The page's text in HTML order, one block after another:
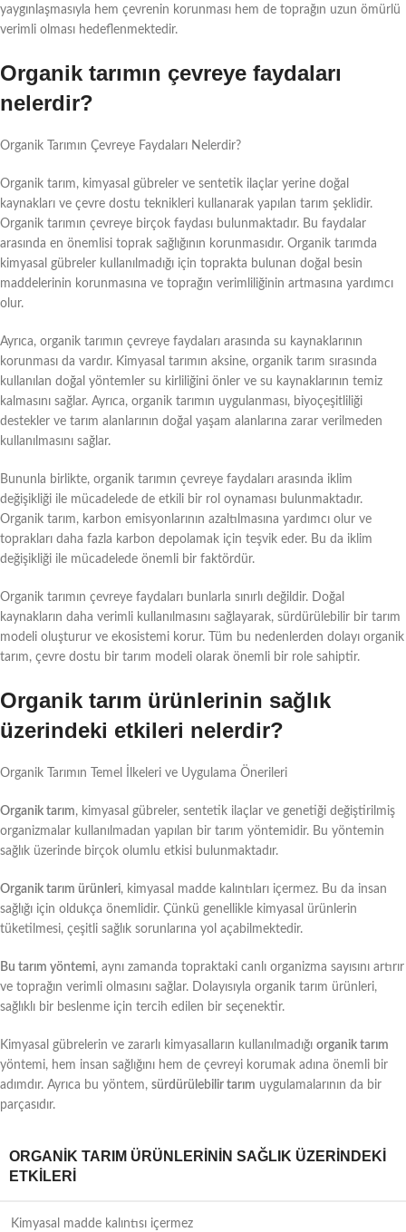
yaygınlaşmasıyla hem çevrenin korunması hem de toprağın uzun ömürlü
verimli olması hedeflenmektedir.
Organik tarımın çevreye faydaları
nelerdir?
Organik Tarımın Çevreye Faydaları Nelerdir?
Organik tarım, kimyasal gübreler ve sentetik ilaçlar yerine doğal
kaynakları ve çevre dostu teknikleri kullanarak yapılan tarım şeklidir.
Organik tarımın çevreye birçok faydası bulunmaktadır. Bu faydalar
arasında en önemlisi toprak sağlığının korunmasıdır. Organik tarımda
kimyasal gübreler kullanılmadığı için toprakta bulunan doğal besin
maddelerinin korunmasına ve toprağın verimliliğinin artmasına yardımcı
olur.
Ayrıca, organik tarımın çevreye faydaları arasında su kaynaklarının
korunması da vardır. Kimyasal tarımın aksine, organik tarım sırasında
kullanılan doğal yöntemler su kirliliğini önler ve su kaynaklarının temiz
kalmasını sağlar. Ayrıca, organik tarımın uygulanması, biyoçeşitliliği
destekler ve tarım alanlarının doğal yaşam alanlarına zarar verilmeden
kullanılmasını sağlar.
Bununla birlikte, organik tarımın çevreye faydaları arasında iklim
değişikliği ile mücadelede de etkili bir rol oynaması bulunmaktadır.
Organik tarım, karbon emisyonlarının azaltılmasına yardımcı olur ve
toprakları daha fazla karbon depolamak için teşvik eder. Bu da iklim
değişikliği ile mücadelede önemli bir faktördür.
Organik tarımın çevreye faydaları bunlarla sınırlı değildir. Doğal
kaynakların daha verimli kullanılmasını sağlayarak, sürdürülebilir bir tarım
modeli oluşturur ve ekosistemi korur. Tüm bu nedenlerden dolayı organik
tarım, çevre dostu bir tarım modeli olarak önemli bir role sahiptir.
Organik tarım ürünlerinin sağlık
üzerindeki etkileri nelerdir?
Organik Tarımın Temel İlkeleri ve Uygulama Önerileri
Organik tarım, kimyasal gübreler, sentetik ilaçlar ve genetiği değiştirilmiş
organizmalar kullanılmadan yapılan bir tarım yöntemidir. Bu yöntemin
sağlık üzerinde birçok olumlu etkisi bulunmaktadır.
Organik tarım ürünleri, kimyasal madde kalıntıları içermez. Bu da insan
sağlığı için oldukça önemlidir. Çünkü genellikle kimyasal ürünlerin
tüketilmesi, çeşitli sağlık sorunlarına yol açabilmektedir.
Bu tarım yöntemi, aynı zamanda topraktaki canlı organizma sayısını artırır
ve toprağın verimli olmasını sağlar. Dolayısıyla organik tarım ürünleri,
sağlıklı bir beslenme için tercih edilen bir seçenektir.
Kimyasal gübrelerin ve zararlı kimyasalların kullanılmadığı organik tarım
yöntemi, hem insan sağlığını hem de çevreyi korumak adına önemli bir
adımdır. Ayrıca bu yöntem, sürdürülebilir tarım uygulamalarının da bir
parçasıdır.
ORGANIK TARIM ÜRÜNLERININ SAĞLIK ÜZERINDEKI
ETKILERI
Kimyasal madde kalıntısı içermez